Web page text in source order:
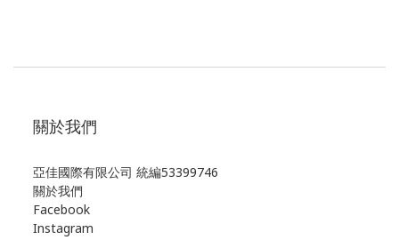
關於我們
亞佳國際有限公司 統編53399746
關於我們
Facebook
Instagram